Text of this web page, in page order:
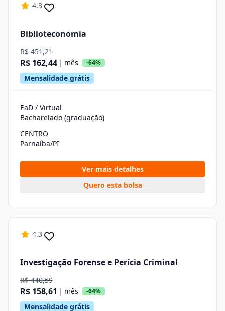
4.3
Biblioteconomia
R$ 451,21
R$ 162,44 | mês -64%
Mensalidade grátis
EaD / Virtual
Bacharelado (graduação)
CENTRO
Parnaíba/PI
Ver mais detalhes
Quero esta bolsa
4.3
Investigação Forense e Perícia Criminal
R$ 440,59
R$ 158,61 | mês -64%
Mensalidade grátis